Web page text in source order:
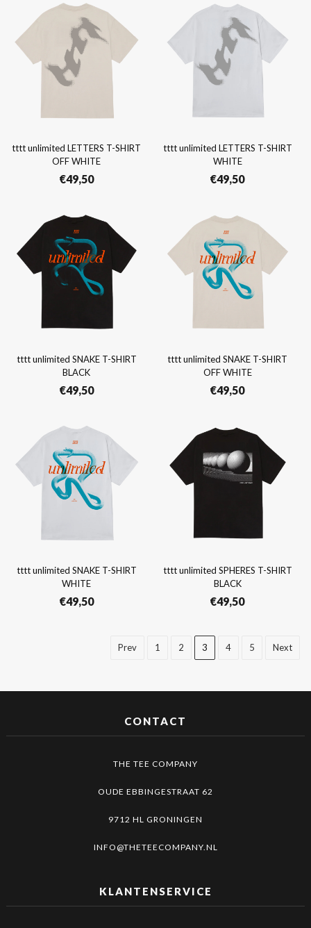
tttt unlimited LETTERS T-SHIRT
OFF WHITE
€49,50
tttt unlimited LETTERS T-SHIRT
WHITE
€49,50
tttt unlimited SNAKE T-SHIRT
BLACK
€49,50
tttt unlimited SNAKE T-SHIRT
OFF WHITE
€49,50
tttt unlimited SNAKE T-SHIRT
WHITE
€49,50
tttt unlimited SPHERES T-SHIRT
BLACK
€49,50
Prev 1 2 3 4 5 Next
CONTACT
THE TEE COMPANY
OUDE EBBINGESTRAAT 62
9712 HL GRONINGEN
INFO@THETEECOMPANY.NL
KLANTENSERVICE